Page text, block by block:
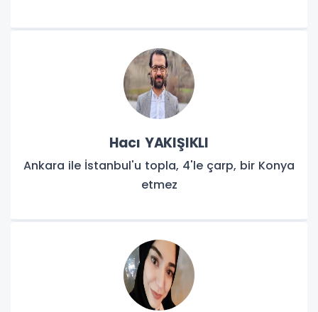
Hacı YAKIŞIKLI
Ankara ile İstanbul'u topla, 4'le çarp, bir Konya
etmez